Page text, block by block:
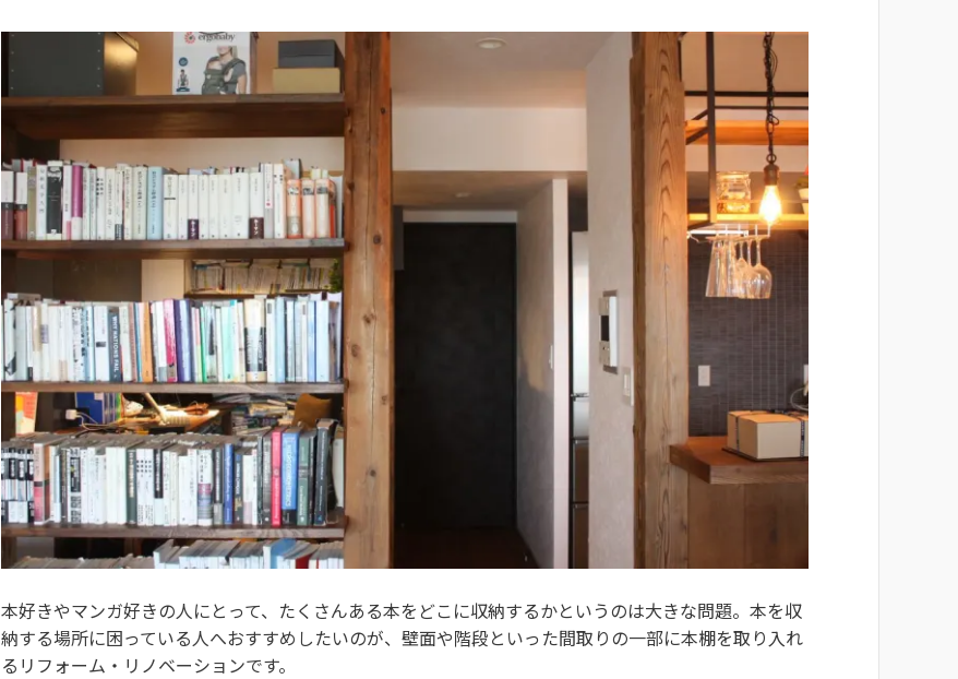
本好きやマンガ好きの人にとって、たくさんある本をどこに収納するかというのは大きな問題。本を収
納する場所に困っている人へおすすめしたいのが、壁面や階段といった間取りの一部に本棚を取り入れ
るリフォーム・リノベーションです。